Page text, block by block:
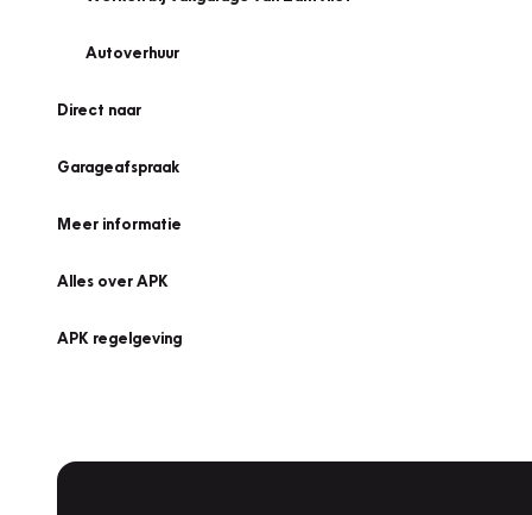
Autoverhuur
Direct naar
Garageafspraak
Meer informatie
Alles over APK
APK regelgeving